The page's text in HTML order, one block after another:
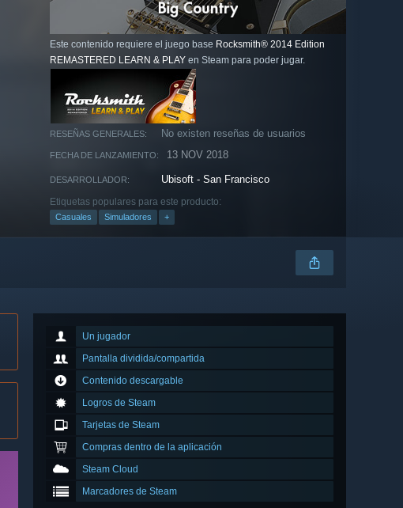
Este contenido requiere el juego base Rocksmith® 2014 Edition
REMASTERED LEARN & PLAY en Steam para poder jugar.
RESEÑAS GENERALES: No existen reseñas de usuarios
FECHA DE LANZAMIENTO: 13 NOV 2018
DESARROLLADOR: Ubisoft - San Francisco
Etiquetas populares para este producto:
Casuales Simuladores +
Un jugador
Pantalla dividida/compartida
Contenido descargable
Logros de Steam
Tarjetas de Steam
Compras dentro de la aplicación
Steam Cloud
Marcadores de Steam